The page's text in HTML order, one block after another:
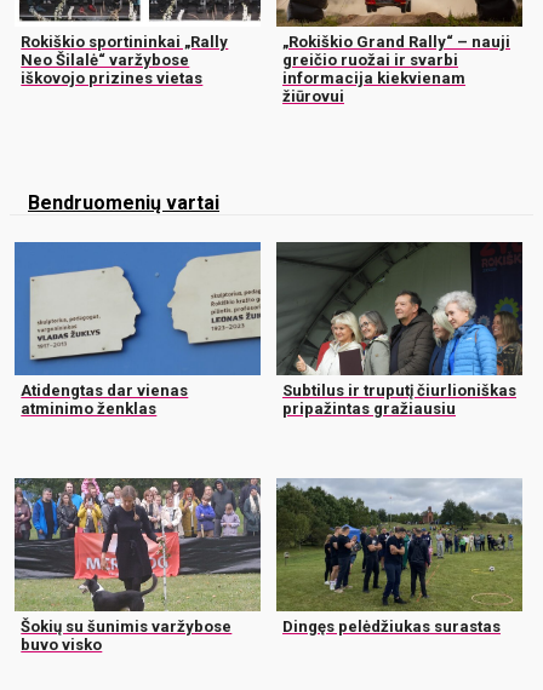
Rokiškio sportininkai „Rally
Neo Šilalė“ varžybose
iškovojo prizines vietas
„Rokiškio Grand Rally“ – nauji
greičio ruožai ir svarbi
informacija kiekvienam
žiūrovui
Bendruomenių vartai
Atidengtas dar vienas
atminimo ženklas
Subtilus ir truputį čiurlioniškas
pripažintas gražiausiu
Šokių su šunimis varžybose
buvo visko
Dingęs pelėdžiukas surastas